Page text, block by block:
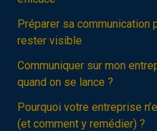
Préparer sa communication
rester visible
Communiquer sur mon
quand on se lance ?
Pourquoi votre entreprise
(et comment y remédier) ?